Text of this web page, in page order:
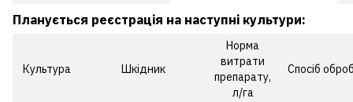
Планується реєстрація на наступні культури:
Культура Шкідник
Норма
витрати
препарату,
л/га
Спосіб